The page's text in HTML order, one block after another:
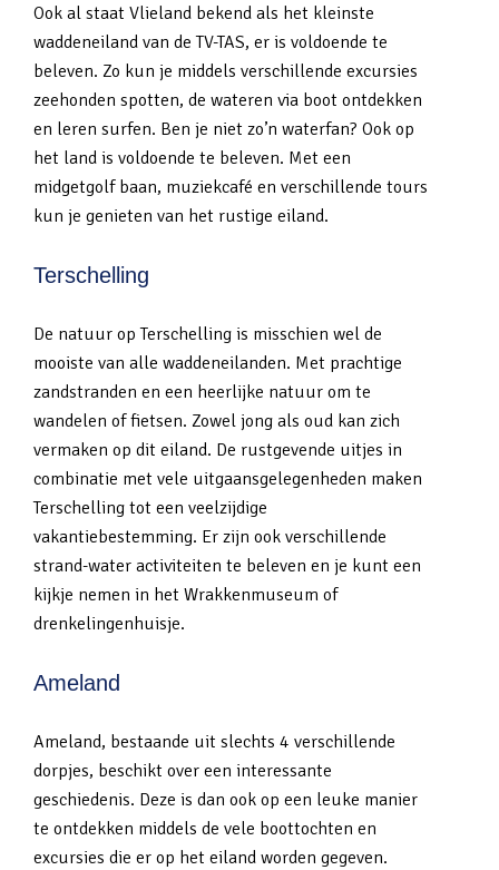
Ook al staat Vlieland bekend als het kleinste
waddeneiland van de TV-TAS, er is voldoende te
beleven. Zo kun je middels verschillende excursies
zeehonden spotten, de wateren via boot ontdekken
en leren surfen. Ben je niet zo’n waterfan? Ook op
het land is voldoende te beleven. Met een
midgetgolf baan, muziekcafé en verschillende tours
kun je genieten van het rustige eiland.
Terschelling
De natuur op Terschelling is misschien wel de
mooiste van alle waddeneilanden. Met prachtige
zandstranden en een heerlijke natuur om te
wandelen of fietsen. Zowel jong als oud kan zich
vermaken op dit eiland. De rustgevende uitjes in
combinatie met vele uitgaansgelegenheden maken
Terschelling tot een veelzijdige
vakantiebestemming. Er zijn ook verschillende
strand-water activiteiten te beleven en je kunt een
kijkje nemen in het Wrakkenmuseum of
drenkelingenhuisje.
Ameland
Ameland, bestaande uit slechts 4 verschillende
dorpjes, beschikt over een interessante
geschiedenis. Deze is dan ook op een leuke manier
te ontdekken middels de vele boottochten en
excursies die er op het eiland worden gegeven.